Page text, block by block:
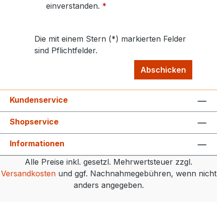
einverstanden. *
Die mit einem Stern (*) markierten Felder
sind Pflichtfelder.
Abschicken
Kundenservice
Shopservice
Informationen
Alle Preise inkl. gesetzl. Mehrwertsteuer zzgl.
Versandkostenund ggf. Nachnahmegebühren, wenn nicht
anders angegeben.